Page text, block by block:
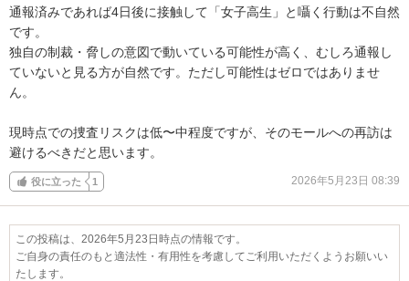
通報済みであれば4日後に接触して「女子高生」と囁く行動は不自然
です。
独自の制裁・脅しの意図で動いている可能性が高く、むしろ通報し
ていないと見る方が自然です。ただし可能性はゼロではありませ
ん。
現時点での捜査リスクは低〜中程度ですが、そのモールへの再訪は
避けるべきだと思います。
役に立った 1 2026年5月23日 08:39
この投稿は、2026年5月23日時点の情報です。
ご自身の責任のもと適法性・有用性を考慮してご利用いただくようお願いい
たします。